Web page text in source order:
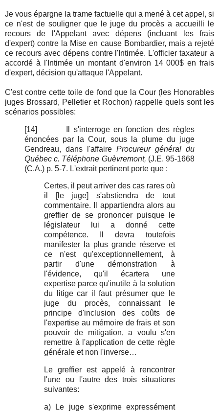
Je vous épargne la trame factuelle qui a mené à cet appel, si
ce n'est de souligner que le juge du procès a accueilli le
recours de l'Appelant avec dépens (incluant les frais
d'expert) contre la Mise en cause Bombardier, mais a rejeté
ce recours avec dépens contre l'Intimée. L'officier taxateur a
accordé à l'Intimée un montant d'environ 14 000$ en frais
d'expert, décision qu'attaque l'Appelant.
C'est contre cette toile de fond que la Cour (les Honorables
juges Brossard, Pelletier et Rochon) rappelle quels sont les
scénarios possibles:
[14]
Il s'interroge en fonction des règles
énoncées par la Cour, sous la plume du juge
Gendreau, dans l'affaire Procureur général du
Québec c. Téléphone Guèvremont, (J.E. 95-1668
(C.A.) p. 5-7. L'extrait pertinent porte que :
Certes, il peut arriver des cas rares où
il [le juge] s'abstiendra de tout
commentaire. Il appartiendra alors au
greffier de se prononcer puisque le
législateur lui a donné cette
compétence. Il devra toutefois
manifester la plus grande réserve et
ce n'est qu'exceptionnellement, à
partir d'une démonstration à
l'évidence, qu'il écartera une
expertise parce qu'inutile à la solution
du litige car il faut présumer que le
juge du procès, connaissant le
principe d'inclusion des coûts de
l'expertise au mémoire defrais et son
pouvoir de mitigation, a voulu s'en
remettre à l'application de cette règle
générale et non l'inverse…
Le greffier est appelé à rencontrer
l'une ou l'autre des trois situations
suivantes:
a) Le juge s'exprime expressément